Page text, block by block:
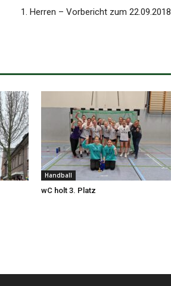
1. Herren – Vorbericht zum 22.09.2018
Handball
wC holt 3. Platz